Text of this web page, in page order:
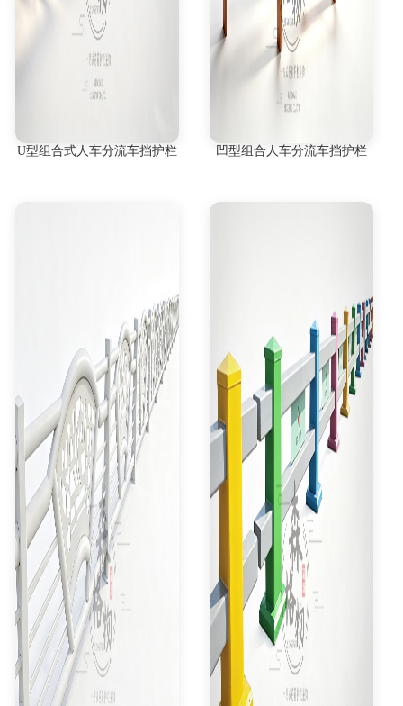
U型组合式人车分流车挡护栏 凹型组合人车分流车挡护栏